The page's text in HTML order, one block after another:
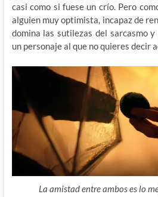
casi como si fuese un crío. Pero
alguien muy optimista, incapaz de
domina las sutilezas del sarcasmo
un personaje al que no quieres decir
La amistad entre ambos es lo